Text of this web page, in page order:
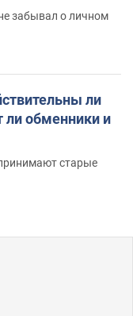
забывал о личном
ли
ли обменники и
старые